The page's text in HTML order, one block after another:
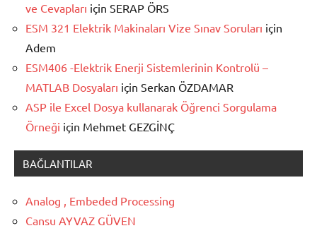
ve Cevapları için SERAP ÖRS
ESM 321 Elektrik Makinaları Vize Sınav Soruları için
Adem
ESM406 -Elektrik Enerji Sistemlerinin Kontrolü –
MATLAB Dosyaları için Serkan ÖZDAMAR
ASP ile Excel Dosya kullanarak Öğrenci Sorgulama
Örneği için Mehmet GEZGİNÇ
BAĞLANTILAR
Analog , Embeded Processing
Cansu AYVAZ GÜVEN